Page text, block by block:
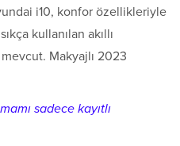
i10, konfor özellikleriyle
kullanılan akıllı
Makyajlı 2023
sadece kayıtlı